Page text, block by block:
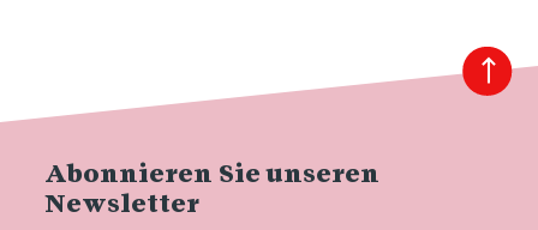
Abonnieren Sie unseren
Newsletter